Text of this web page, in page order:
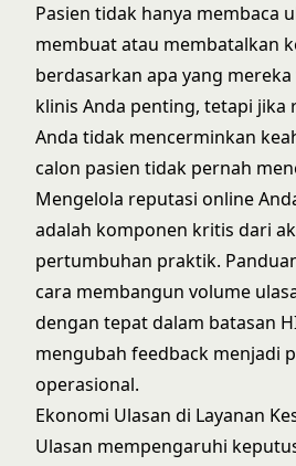
Pasien tidak hanya membaca
membuat atau membatalkan
berdasarkan apa yang
klinis Anda penting, tetapi jika
Anda tidak mencerminkan
calon pasien tidak pernah
Mengelola reputasi online
adalah komponen kritis dari
pertumbuhan praktik.
cara membangun volume
dengan tepat dalam batasan
mengubah feedback menjadi
operasional.
Ekonomi Ulasan di Layanan
Ulasan mempengaruhi